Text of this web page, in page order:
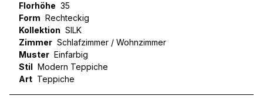
Florhöhe 35
Form Rechteckig
Kollektion SILK
Zimmer Schlafzimmer / Wohnzimmer
Muster Einfarbig
Stil Modern Teppiche
Art Teppiche